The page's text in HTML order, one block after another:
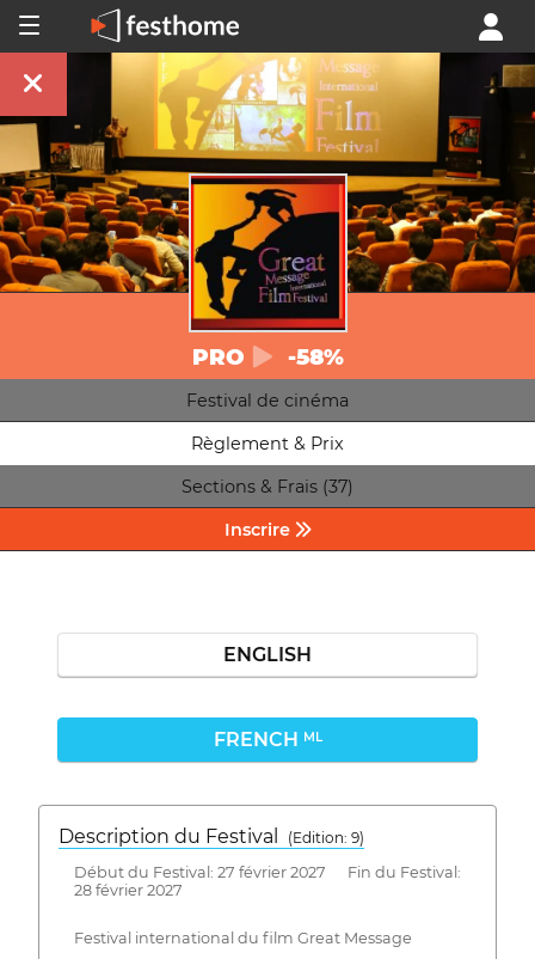
PRO -58%
Festival de cinéma
Règlement & Prix
Sections & Frais (37)
Inscrire
ENGLISH
FRENCH ML
Description du Festival
( Edition: 9)
Début du Festival: 27 février 2027 Fin du Festival:
28 février 2027
Festival international du film Great Message